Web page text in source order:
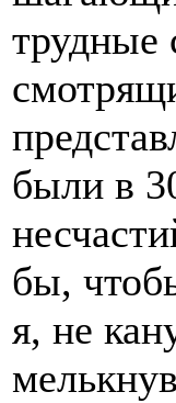
трудные
были в
бы,
я, не